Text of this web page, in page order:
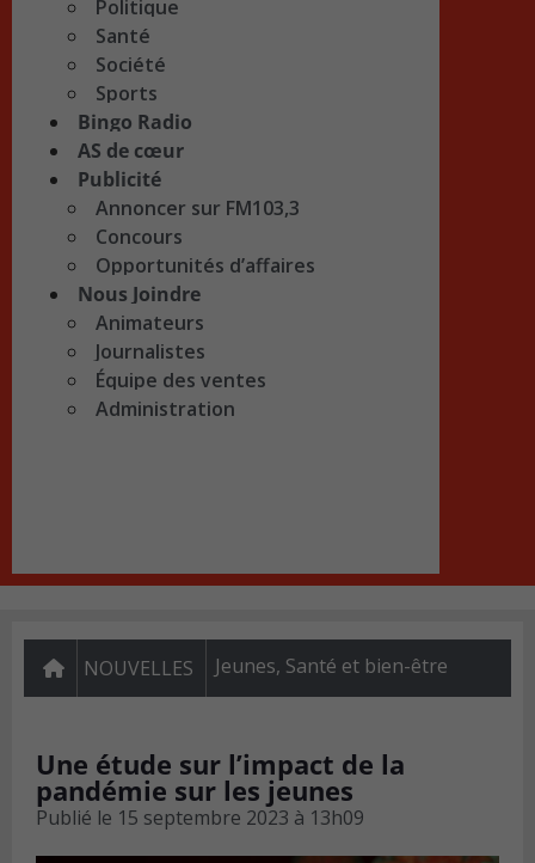
Politique
Santé
Société
Sports
Bingo Radio
AS de cœur
Publicité
Annoncer sur FM103,3
Concours
Opportunités d’affaires
Nous Joindre
Animateurs
Journalistes
Équipe des ventes
Administration
NOUVELLES Jeunes, Santé et bien-être
Une étude sur l’impact de la
pandémie sur les jeunes
Publié le 15 septembre 2023 à 13h09